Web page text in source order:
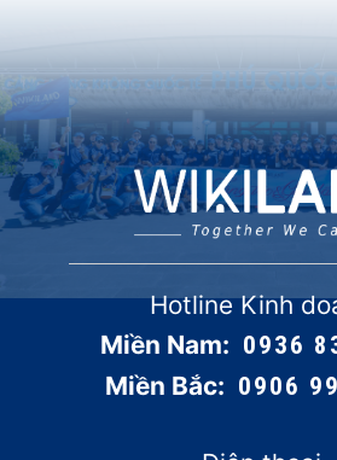
Hotline Kinh
Miền Nam: 0936
Miền Bắc: 0906